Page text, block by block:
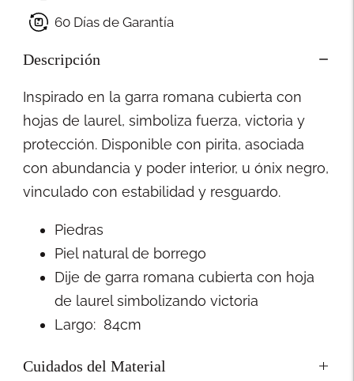
60 Días de Garantía
Descripción
Inspirado en la garra romana cubierta con
hojas de laurel, simboliza fuerza, victoria y
protección. Disponible con pirita, asociada
con abundancia y poder interior, u ónix negro,
vinculado con estabilidad y resguardo.
Piedras
Piel natural de borrego
Dije de garra romana cubierta con hoja
de laurel simbolizando victoria
Largo: 84cm
Cuidados del Material